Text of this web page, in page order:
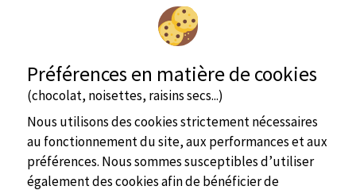
Préférences en matière de cookies
(chocolat, noisettes, raisins secs...)
Nous utilisons des cookies strictement nécessaires
au fonctionnement du site, aux performances et aux
préférences. Nous sommes susceptibles d’utiliser
également des cookies afin de bénéficier de